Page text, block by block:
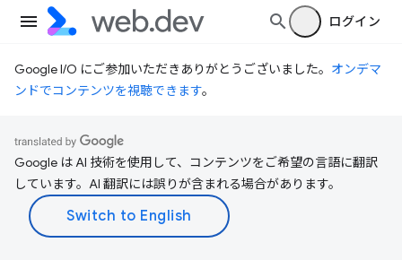
ログイン
Google I/O にご参加いただきありがとうございました。 オンデマ
ンドでコンテンツを視聴できます。
Google は AI 技術を使用して、コンテンツをご希望の言語に翻訳
しています。AI 翻訳には誤りが含まれる場合があります。